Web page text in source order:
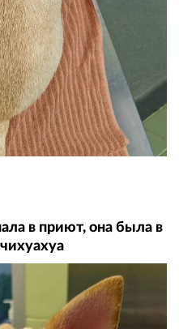
в приют, она была в